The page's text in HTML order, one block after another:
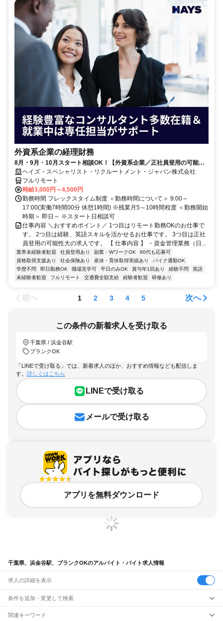
外資系企業の経理財務
8月・9月・10月スタート相談OK！【外資系企業／正社員登用の可能性
大／700万～800万／リモート勤務OK】経理財務
ヘイズ・スペシャリスト・リクルートメント・ジャパン株式会社
フルリモート
時給3,000円～4,500円
勤務時間 フレックスタイム制度 ＜勤務時間について＞ 9:00～
17:00(実働7時間00分 休憩1時間) ※残業月5～10時間程度 ＜勤務開始
時期＞ 即日～ ※スタート日相談可
仕事内容 ＼おすすめポイント／ 1つ目はリモート勤務OKのお仕事で
す。 2つ目は経験、英語スキルを活かせるお仕事です。 3つ目は正社
員登用の可能性大の求人です。 【 仕事内容 】 ・資金管理業務（日...
業界未経験者歓迎 社員登用あり 副業・WワークOK
60代も応募可
資格取得支援あり
社会保険あり 産休・育休取得実績あり
バイク通勤OK
学歴不問
即日勤務OK 職場見学可 平日のみOK 賞与年1回あり 経験不問
英語
未経験者歓迎
フルリモート 交通費全額支給 経験者歓迎 研修あり
前へ 1 2 3 4 5 次へ
この条件の新着求人を受け取る
千葉県 / 浜金谷駅
ブランクOK
「LINEで受け取る」では、新着求人のほか、おすすめ情報なども配信しま
す。 詳しくはこちら
LINEで受け取る
メールで受け取る
アプリを無料ダウンロード
千葉県、浜金谷駅、ブランクOKのアルバイト・バイト求人情報
求人の詳細を表示
条件を追加・変更して検索
市区町村を追加・変更
関連キーワード